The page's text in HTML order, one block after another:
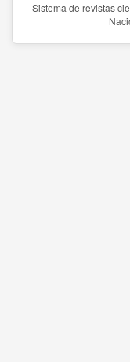
Sistema de revistas